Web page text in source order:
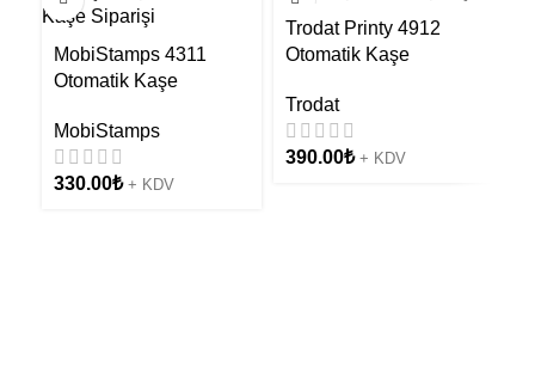
MobiStamps 4311
Otomatik Kaşe
MobiStamps
330.00₺ + KDV
Trodat Printy 4912
Otomatik Kaşe
Trodat
390.00₺ + KDV